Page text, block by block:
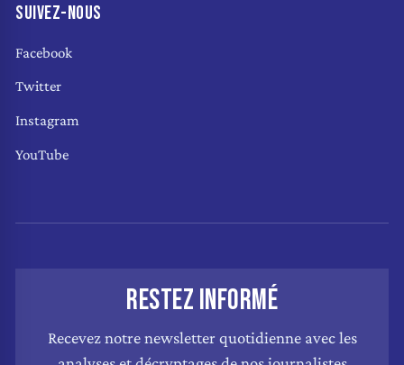
SUIVEZ-NOUS
Facebook
Twitter
Instagram
YouTube
RESTEZ INFORMÉ
Recevez notre newsletter quotidienne avec les